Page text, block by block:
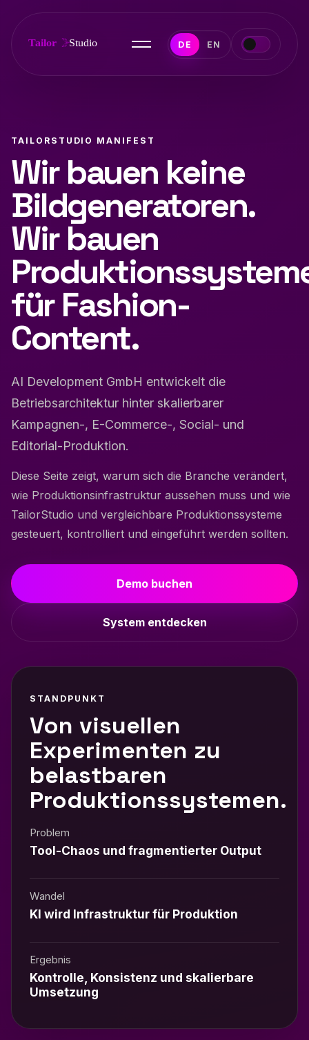
DE EN
TAILORSTUDIO MANIFEST
Wir bauen keine
Bildgeneratoren.
Wir bauen
für Fashion-
Content.
AI Development GmbH entwickelt die
Betriebsarchitektur hinter skalierbarer
Kampagnen-, E-Commerce-, Social- und
Editorial-Produktion.
Diese Seite zeigt, warum sich die Branche verändert,
wie Produktionsinfrastruktur aussehen muss und wie
TailorStudio und vergleichbare Produktionssysteme
gesteuert, kontrolliert und eingeführt werden sollten.
Demo buchen
System entdecken
STANDPUNKT
Von visuellen
Experimenten zu
belastbaren
Produktionssystemen.
Problem
Tool-Chaos und fragmentierter Output
Wandel
KI wird Infrastruktur für Produktion
Ergebnis
Kontrolle, Konsistenz und skalierbare
Umsetzung